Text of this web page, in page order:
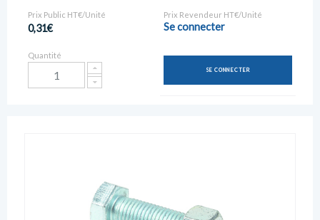
Prix Public HT€/Unité
0,31€
Prix Revendeur HT€/Unité
Se connecter
Quantité
SE CONNECTER